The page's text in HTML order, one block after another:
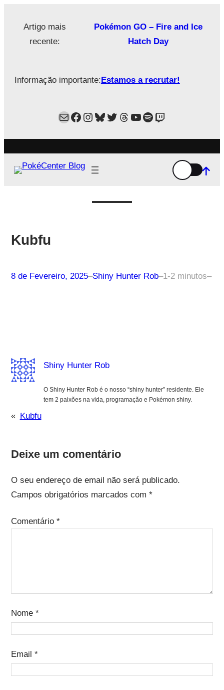
Artigo mais
recente:
Pokémon GO – Fire and Ice
Hatch Day
Informação importante:Estamos a recrutar!
MailFacebook
Instagram
Bluesky
Twitter
Estamos no Threads!
YouTube
Spotify
Twitch
Kubfu
8 de Fevereiro, 2025–Shiny Hunter Rob–1-2 minutos–
Shiny Hunter Rob
O Shiny Hunter Rob é o nosso “shiny hunter” residente. Ele
tem 2 paixões na vida, programação e Pokémon shiny.
« Kubfu
Deixe um comentário
O seu endereço de email não será publicado.
Campos obrigatórios marcados com *
Comentário *
Nome *
Email *